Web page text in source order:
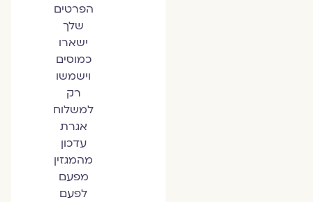
הפרטים
שלך
ישארו
כמוסים
וישמשו
רק
למשלוח
אגרת
עדכון
מהמגזין
מפעם
לפעם